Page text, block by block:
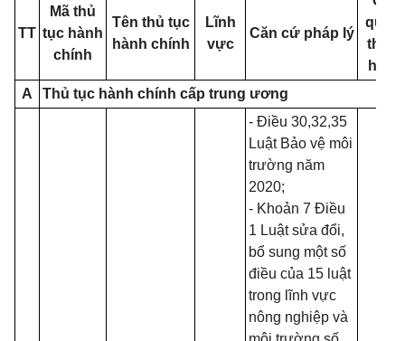
TT
Mã thủ
tục hành
chính
Tên thủ tục
hành chính
Lĩnh
vực
Căn cứ pháp lý
quan
thực
hiện
A
Thủ tục hành chính cấp trung ương
- Điều 30,32,35
Luật Bảo vệ môi
trường năm
2020;
- Khoản 7 Điều
1 Luật sửa đổi,
bổ sung một số
điều của 15 luật
trong lĩnh vực
nông nghiệp và